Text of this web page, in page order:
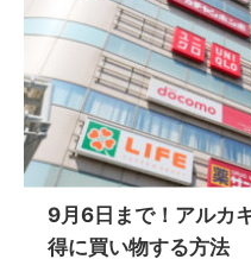
9月6日まで！アルカ
得に買い物する方法